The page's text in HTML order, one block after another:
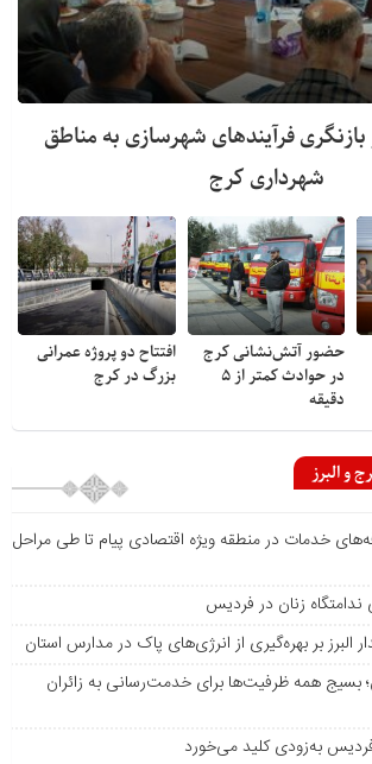
فرآیندهای شهرسازی به مناطق
شهرداری کرج
حضور آتش‌نشانی کرج
در حوادث کمتر از ۵
دقیقه
افتتاح دو پروژه عمرانی
بزرگ در کرج
و البرز
خدمات در منطقه ویژه اقتصادی پیام تا طی مراحل
زنان در فردیس
البرز بر بهره‌گیری از انرژی‌های پاک در مدارس استان
بسیج همه ظرفیت‌ها برای خدمت‌رسانی به زائران
به‌زودی کلید می‌خورد